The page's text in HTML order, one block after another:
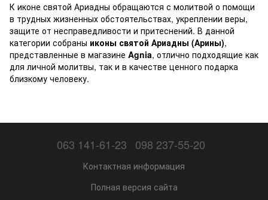
К иконе святой Ариадны обращаются с молитвой о помощи
в трудных жизненных обстоятельствах, укреплении веры,
защите от несправедливости и притеснений. В данной
категории собраны иконы святой Ариадны (Арины),
представленные в магазине Agnia, отлично подходящие как
для личной молитвы, так и в качестве ценного подарка
близкому человеку.
063 141-61-23 098 237-55-20
Контактная информация
Полная версия сайта